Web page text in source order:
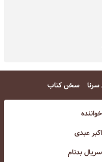
سرنا سخن کتاب
خواننده
اکبر عبدی
سریال بدنام